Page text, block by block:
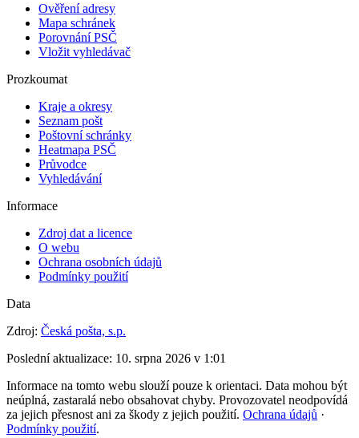
Ověření adresy
Mapa schránek
Porovnání PSČ
Vložit vyhledávač
Prozkoumat
Kraje a okresy
Seznam pošt
Poštovní schránky
Heatmapa PSČ
Průvodce
Vyhledávání
Informace
Zdroj dat a licence
O webu
Ochrana osobních údajů
Podmínky použití
Data
Zdroj: Česká pošta, s.p.
Poslední aktualizace: 10. srpna 2026 v 1:01
Informace na tomto webu slouží pouze k orientaci. Data mohou být
neúplná, zastaralá nebo obsahovat chyby. Provozovatel neodpovídá
za jejich přesnost ani za škody z jejich použití. Ochrana údajů ·
Podmínky použití.